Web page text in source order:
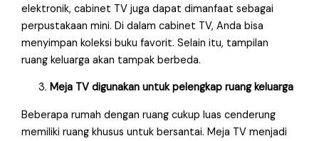
elektronik, cabinet TV juga dapat dimanfaat sebagai
perpustakaan mini. Di dalam cabinet TV, Anda bisa
menyimpan koleksi buku favorit. Selain itu, tampilan
ruang keluarga akan tampak berbeda.
Meja TV digunakan untuk pelengkap ruang keluarga
Beberapa rumah dengan ruang cukup luas cenderung
memiliki ruang khusus untuk bersantai. Meja TV menjadi